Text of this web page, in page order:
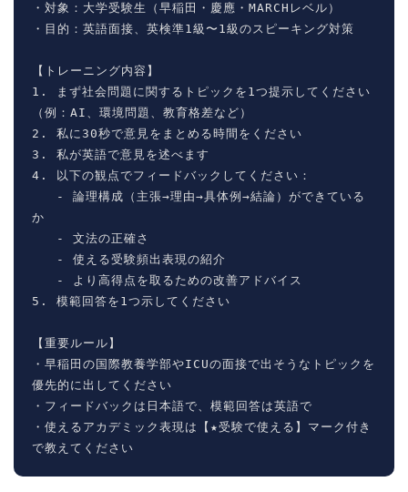
・対象：大学受験生（早稲田・慶應・MARCHレベル）
・目的：英語面接、英検準1級〜1級のスピーキング対策
【トレーニング内容】
1. まず社会問題に関するトピックを1つ提示してください
（例：AI、環境問題、教育格差など）
2. 私に30秒で意見をまとめる時間をください
3. 私が英語で意見を述べます
4. 以下の観点でフィードバックしてください：
か
5. 模範回答を1つ示してください
【重要ルール】
・早稲田の国際教養学部やICUの面接で出そうなトピックを
優先的に出してください
・フィードバックは日本語で、模範回答は英語で
・使えるアカデミック表現は【★受験で使える】マーク付き
で教えてください